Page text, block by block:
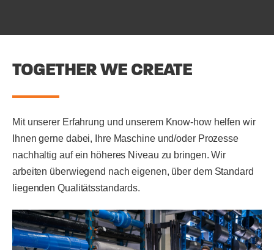
TOGETHER WE CREATE
Mit unserer Erfahrung und unserem Know-how helfen wir
Ihnen gerne dabei, Ihre Maschine und/oder Prozesse
nachhaltig auf ein höheres Niveau zu bringen. Wir
arbeiten überwiegend nach eigenen, über dem Standard
liegenden Qualitätsstandards.